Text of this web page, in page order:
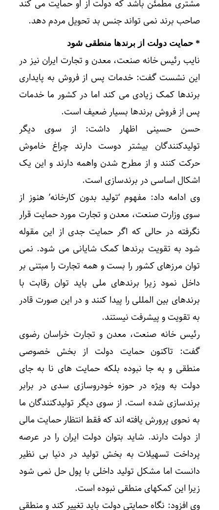
مشتری مطمئن باشد که دولت از او حمایت می کند
صاحب برند نمی تواند جنس بد تحویل مردم دهد.
* حمایت دولت از برندها منطقی شود
نایب رئیس خانه صنعت، معدن و تجارت ایران نیز در
این نشست گفت: خدمات پس از فروش به پایداری
برندها کمک زیادی می کند اما در کشور ما خدمات
پس از فروش برندها بسیار ضعیف است.
حسن حسینی اظهار داشت: از سوی دیگر
تولیدکنندگان بیشتر دوست دارند چراغ خاموش
حرکت کنند و از مطرح شدن واهمه دارند و این یک
اشکال اساسی در برندسازی است.
وی ادامه داد: مفهوم ‘تولید بدون کارخانه’ هنوز از
سوی وزارت صنعت، معدن و تجارت مورد حمایت قرار
نگرفته در حالی که اگر حمایت جدی از این مقوله
شود به تقویت برندها کمک شایانی می شود. نمی
توان مرزهای کشور را بست و همه تجارت را مبتنی بر
داخل نمود زیرا برندهای ملی باید توان رقابت با
برندهای بین المللی را پیدا کنند و در این صورت قادر
به تقویت و پیشرفت نیستند.
رئیس خانه صنعت، معدن و تجارت خراسان رضوی
گفت: تاکنون حمایت دولت از بخش خصوصی
منطقی و به جا نبوده بلکه حمایت های نا به جای
دولت به ویژه در حوزه خودروسازی سدی در برابر
برندسازی شده است. از سوی دیگر تولیدکنندگان ما
به نحوی پرورش یافته اند که فقط انتظار حمایت مالی
از دولت دارند. شاید بتوان دولت ایران را در عرصه
پرداخت تسهیلات به بخش تولید در دنیا بی نظیر
دانست اما مشکل تولید داخلی با پول حل نمی شود
زیرا این کمکهای منطقی نبوده است.
وی افزود: نگاه حمایتی دولت باید تغییر کند و منطقی